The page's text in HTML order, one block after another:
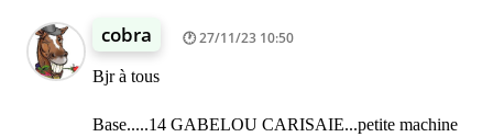
cobra 27/11/23 10:50
Bjr à tous
Base.....14 GABELOU CARISAIE...petite machine